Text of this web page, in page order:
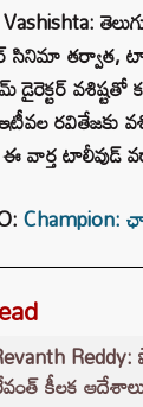
సినిమా
డైరెక్టర్ వశిష్టతో
ఇటీవల
ఈ వార్త టాలీవుడ్
Champion:
కీలక